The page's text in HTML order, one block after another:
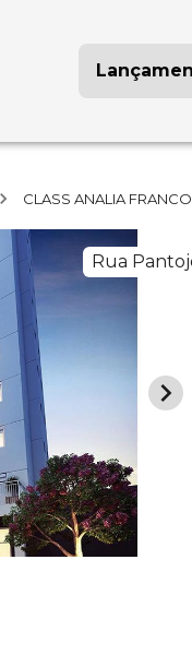
CLASS ANALIA FRANCO
Rua